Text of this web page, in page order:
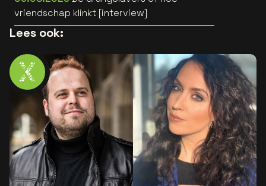
vriendschap klinkt [interview]
Lees ook: